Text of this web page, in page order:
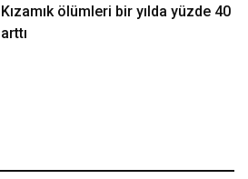
Kızamık ölümleri bir yılda yüzde 40
arttı